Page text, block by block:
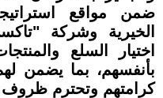
ضمن مواقع
الخيرية وشركة
اختيار السلع
بأنفسهم، بما يضمن
كرامتهم وتحترم